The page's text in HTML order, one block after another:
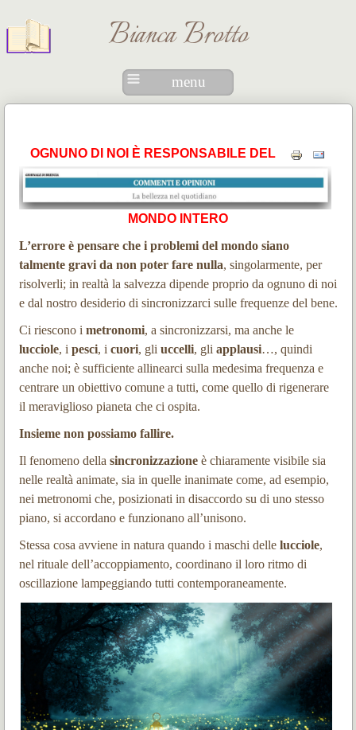
Bianca Brotto
menu
OGNUNO DI NOI È RESPONSABILE DEL
MONDO INTERO
L’errore è pensare che i problemi del mondo siano
talmente gravi da non poter fare nulla, singolarmente, per
risolverli; in realtà la salvezza dipende proprio da ognuno di noi
e dal nostro desiderio di sincronizzarci sulle frequenze del bene.
Ci riescono i metronomi, a sincronizzarsi, ma anche le
lucciole, i pesci, i cuori, gli uccelli, gli applausi…, quindi
anche noi; è sufficiente allinearci sulla medesima frequenza e
centrare un obiettivo comune a tutti, come quello di rigenerare
il meraviglioso pianeta che ci ospita.
Insieme non possiamo fallire.
Il fenomeno della sincronizzazioneè chiaramente visibile sia
nelle realtà animate, sia in quelle inanimate come, ad esempio,
nei metronomi che, posizionati in disaccordo su di uno stesso
piano, si accordano e funzionano all’unisono.
Stessa cosa avviene in natura quando i maschi delle lucciole,
nel rituale dell’accoppiamento, coordinano il loro ritmo di
oscillazione lampeggiando tutti contemporaneamente.